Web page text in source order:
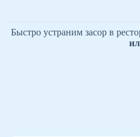
Быстро устраним засор в